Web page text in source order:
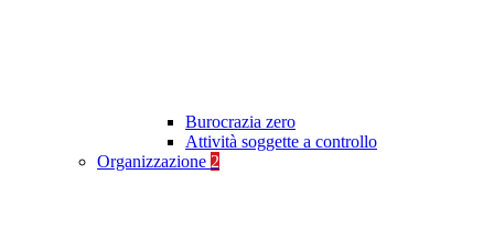
Burocrazia zero
Attività soggette a controllo
Organizzazione 2